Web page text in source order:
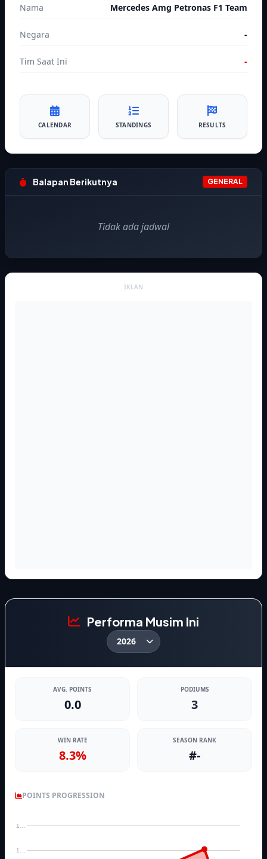
Nama Mercedes Amg Petronas F1 Team
Negara -
Tim Saat Ini -
CALENDAR STANDINGS RESULTS
Balapan Berikutnya GENERAL
Tidak ada jadwal
IKLAN
Performa Musim Ini
AVG. POINTS
0.0
PODIUMS
3
WIN RATE
8.3%
SEASON RANK
#-
POINTS PROGRESSION
1…
1…